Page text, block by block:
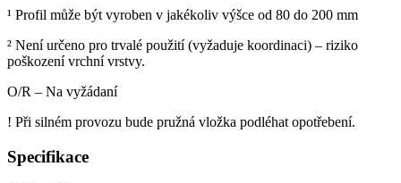
¹ Profil může být vyroben v jakékoliv výšce od 80 do 200 mm
² Není určeno pro trvalé použití (vyžaduje koordinaci) – riziko
poškození vrchní vrstvy.
O/R – Na vyžádaní
! Při silném provozu bude pružná vložka podléhat opotřebení.
Specifikace